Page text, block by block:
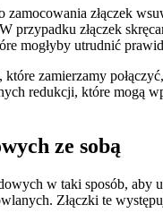
złączek
przypadku złączek
mogłyby utrudnić
zamierzamy
redukcji, które mogą
ze sobą
w taki sposób,
Złączki te